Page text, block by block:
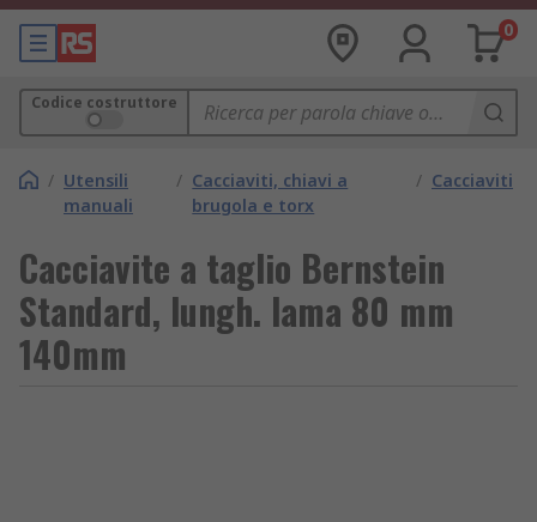
0
Codice costruttore
/ Utensili
manuali
/ Cacciaviti, chiavi a
brugola e torx
/ Cacciaviti
Cacciavite a taglio Bernstein
Standard, lungh. lama 80 mm
140mm